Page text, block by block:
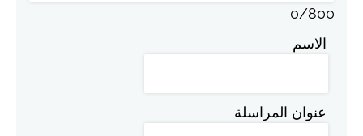
0/800
الاسم
عنوان المراسلة